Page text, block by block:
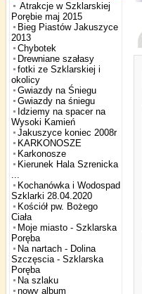
Atrakcje w Szklarskiej
Porębie maj 2015
Bieg Piastów Jakuszyce
2013
Chybotek
Drewniane szałasy
fotki ze Szklarskiej i
okolicy
Gwiazdy na Śniegu
Gwiazdy na śniegu
Idziemy na spacer na
Wysoki Kamień
Jakuszyce koniec 2008r
KARKONOSZE
Karkonosze
Kierunek Hala Szrenicka
...
Kochanówka i Wodospad
Szklarki 28.04.2020
Kościół pw. Bożego
Ciała
Moje miasto - Szklarska
Poręba
Na nartach - Dolina
Szczęscia - Szklarska
Poręba
Na szlaku
nowy album